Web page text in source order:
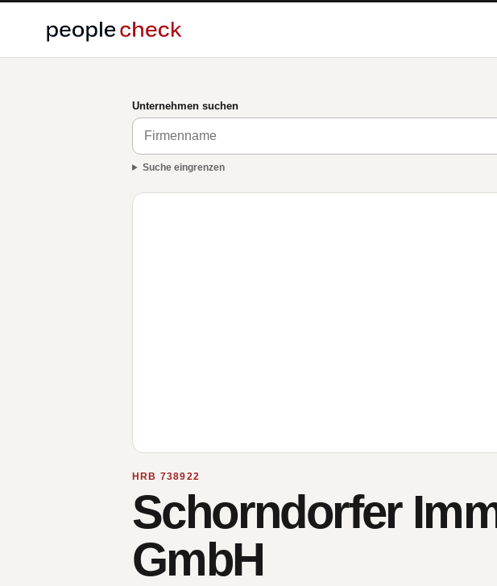
Unternehmen suchen
Suche eingrenzen
HRB 738922
Schorndorfer
GmbH